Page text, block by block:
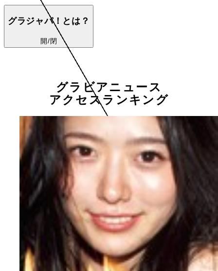
グラジャパ！とは？
開/閉
グラビアニュース
アクセスランキング